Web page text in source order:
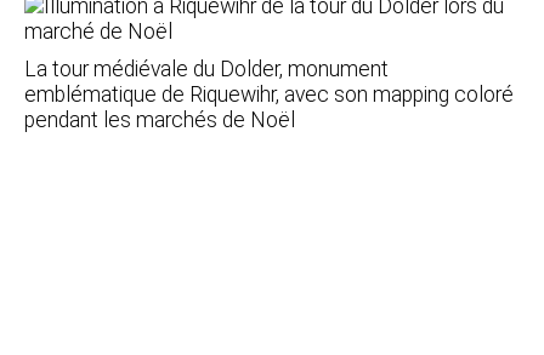
La tour médiévale du Dolder, monument
emblématique de Riquewihr, avec son mapping coloré
pendant les marchés de Noël